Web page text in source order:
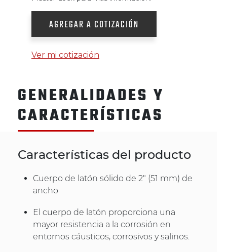
AGREGAR A COTIZACIÓN
Ver mi cotización
GENERALIDADES Y
CARACTERÍSTICAS
Características del producto
Cuerpo de latón sólido de 2" (51 mm) de
ancho
El cuerpo de latón proporciona una
mayor resistencia a la corrosión en
entornos cáusticos, corrosivos y salinos.